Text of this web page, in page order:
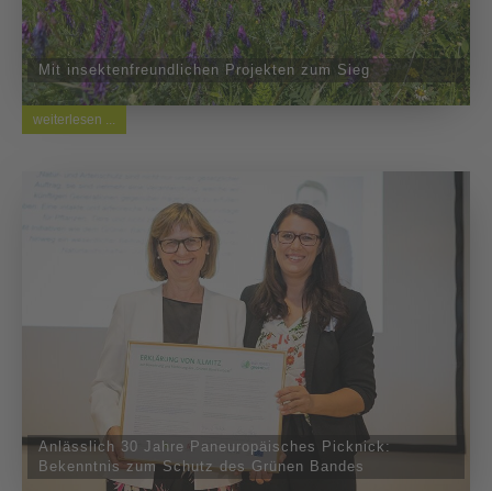
Mit insektenfreundlichen Projekten zum Sieg
weiterlesen ...
Anlässlich 30 Jahre Paneuropäisches Picknick:
Bekenntnis zum Schutz des Grünen Bandes